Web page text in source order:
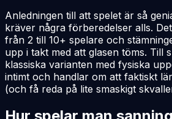
Anledningen till att spelet är så
kräver några förberedelser alls.
från 2 till 10+ spelare och
upp i takt med att glasen töms. Till
klassiska varianten med fysiska
intimt och handlar om att faktiskt
(och få reda på lite smaskigt